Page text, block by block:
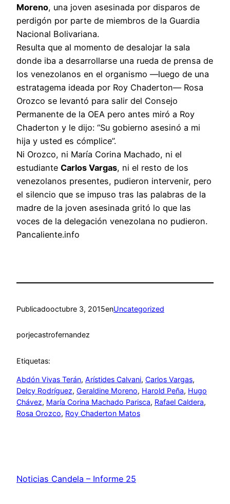
Moreno, una joven asesinada por disparos de
perdigón por parte de miembros de la Guardia
Nacional Bolivariana.
Resulta que al momento de desalojar la sala
donde iba a desarrollarse una rueda de prensa de
los venezolanos en el organismo —luego de una
estratagema ideada por Roy Chaderton— Rosa
Orozco se levantó para salir del Consejo
Permanente de la OEA pero antes miró a Roy
Chaderton y le dijo: “Su gobierno asesinó a mi
hija y usted es cómplice”.
Ni Orozco, ni María Corina Machado, ni el
estudiante Carlos Vargas, ni el resto de los
venezolanos presentes, pudieron intervenir, pero
el silencio que se impuso tras las palabras de la
madre de la joven asesinada gritó lo que las
voces de la delegación venezolana no pudieron.
Pancaliente.info
Publicadooctubre 3, 2015enUncategorized
porjecastrofernandez
Etiquetas:
Abdón Vivas Terán, Arístides Calvani, Carlos Vargas
Delcy Rodríguez, Geraldine Moreno, Harold Peña, Hugo
Chávez, María Corina Machado Parisca​, Rafael Caldera
Rosa Orozco, Roy Chaderton Matos
Noticias Candela – Informe 25